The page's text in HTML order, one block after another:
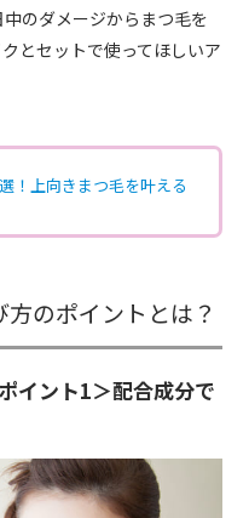
のダメージからまつ毛を
とセットで使ってほしいア
！上向きまつ毛を叶える
のポイントとは？
イント1＞配合成分で